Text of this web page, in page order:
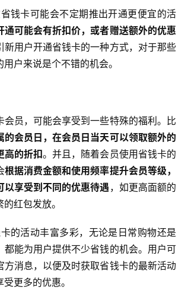
钱卡可能会不定期推出开通更便宜的活
通可能会有折扣价，或者赠送额外的优惠
新用户开通省钱卡的一种方式，对于那些
户来说是个不错的机会。
会员，可能会享受到一些特殊的福利。比
的会员日，在会员日当天可以领取额外的
高的折扣。并且，随着会员使用省钱卡的
根据消费金额和使用频率提升会员等级，
以享受到不同的优惠待遇 ，如更高面额的
红包发放。
的活动丰富多彩，无论是日常购物还是
都能为用户提供不少省钱的机会。用户可
方消息，以便及时获取省钱卡的最新活动
更多的优惠。